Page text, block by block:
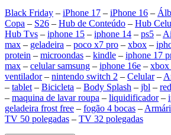
Black Friday – iPhone 17 – iPhone 16 –
Copa – S26 – Hub de Conteúdo – Hub
Hub Tvs – iphone 15 – iphone 14 – ps5 –
max – geladeira – poco x7 pro – xbox –
protein – microondas – kindle – iphone 17
max – celular samsung – iphone 16e – xbox
ventilador– nintendo switch 2 – Celular–
– tablet – Bicicleta – Body Splash – jbl –
– maquina de lavar roupa – liquidificador–
geladeira frost free – fogão 4 bocas –
TV 50 polegadas – TV 32 polegadas